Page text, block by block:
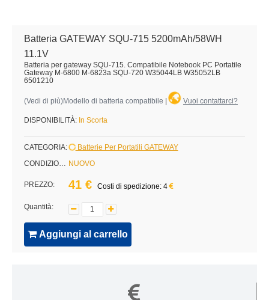
Batteria GATEWAY SQU-715 5200mAh/58WH
11.1V
Batteria per gateway SQU-715. Compatibile Notebook PC Portatile
Gateway M-6800 M-6823a SQU-720 W35044LB W35052LB
6501210
(Vedi di più)Modello di batteria compatibile Vuoi contattarci?
DISPONIBILITÀ: In Scorta
CATEGORIA:
Batterie Per Portatili GATEWAY
CONDIZIONE: NUOVO
PREZZO: 41 € Costi di spedizione: 4
Quantità:
Aggiungi al carrello